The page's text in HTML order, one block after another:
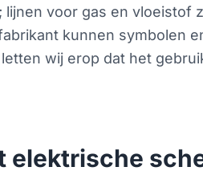
voor gas en vloeistof
kunnen symbolen
letten wij erop dat het
elektrische